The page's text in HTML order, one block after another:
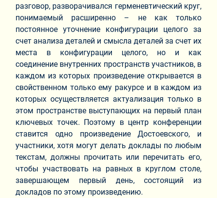
разговор, разворачивался герменевтический круг,
понимаемый расширенно – не как только
постоянное уточнение конфигурации целого за
счет анализа деталей и смысла деталей за счет их
места в конфигурации целого, но и как
соединение внутренних пространств участников, в
каждом из которых произведение открывается в
свойственном только ему ракурсе и в каждом из
которых осуществляется актуализация только в
этом пространстве выступающих на первый план
ключевых точек. Поэтому в центр конференции
ставится одно произведение Достоевского, и
участники, хотя могут делать доклады по любым
текстам, должны прочитать или перечитать его,
чтобы участвовать на равных в круглом столе,
завершающем первый день, состоящий из
докладов по этому произведению.